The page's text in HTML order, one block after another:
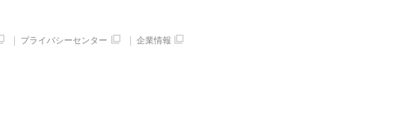
プライバシーセンター
企業情報